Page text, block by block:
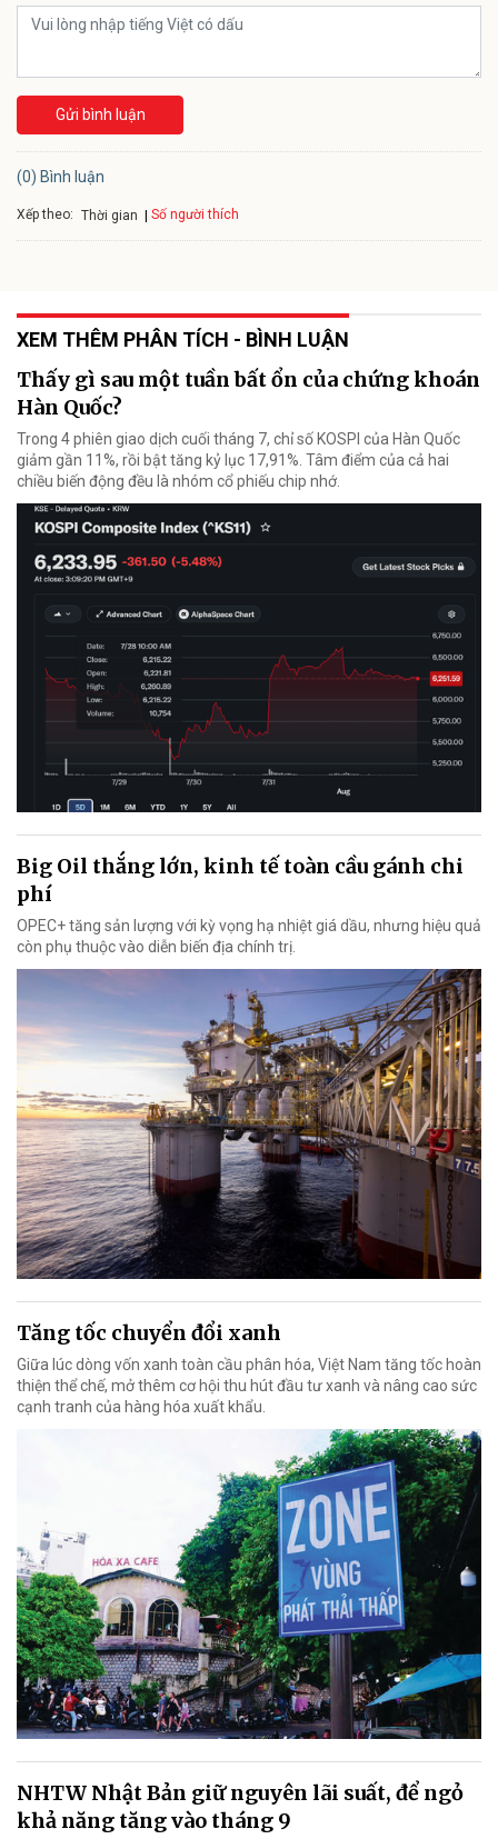
Gửi bình luận
(0) Bình luận
Xếp theo: Thời gian Số người thích
XEM THÊM PHÂN TÍCH - BÌNH LUẬN
Thấy gì sau một tuần bất ổn của chứng khoán
Hàn Quốc?
Trong 4 phiên giao dịch cuối tháng 7, chỉ số KOSPI của Hàn Quốc
giảm gần 11%, rồi bật tăng kỷ lục 17,91%. Tâm điểm của cả hai
chiều biến động đều là nhóm cổ phiếu chip nhớ.
Big Oil thắng lớn, kinh tế toàn cầu gánh chi
phí
OPEC+ tăng sản lượng với kỳ vọng hạ nhiệt giá dầu, nhưng hiệu quả
còn phụ thuộc vào diễn biến địa chính trị.
Tăng tốc chuyển đổi xanh
Giữa lúc dòng vốn xanh toàn cầu phân hóa, Việt Nam tăng tốc hoàn
thiện thể chế, mở thêm cơ hội thu hút đầu tư xanh và nâng cao sức
cạnh tranh của hàng hóa xuất khẩu.
NHTW Nhật Bản giữ nguyên lãi suất, để ngỏ
khả năng tăng vào tháng 9